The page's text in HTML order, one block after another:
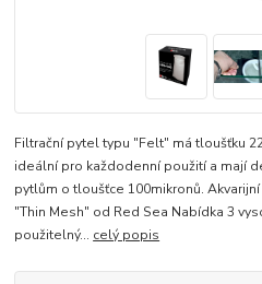
Filtrační pytel typu "Felt" má tloušťku
ideální pro každodenní použití a mají
pytlům o tloušťce 100mikronů.
"Thin Mesh" od Red Sea Nabídka 3
použitelný... celý popis